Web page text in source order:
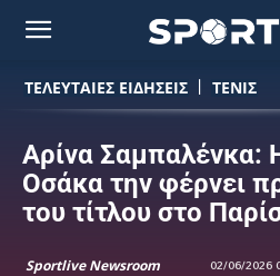
ΤΕΛΕΥΤΑΙΕΣ ΕΙΔΗΣΕΙΣ ΤΕΝΙΣ
Αρίνα Σαμπαλένκα:
Οσάκα την φέρνει
του τίτλου στο
Sportlive Newsroom 02/06/2026